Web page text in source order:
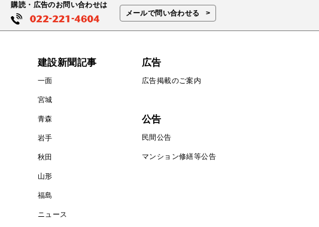
購読・広告のお問い合わせは
メールで問い合わせる
建設新聞記事
一面
宮城
青森
岩手
秋田
山形
福島
ニュース
広告
広告掲載のご案内
公告
民間公告
マンション修繕等公告